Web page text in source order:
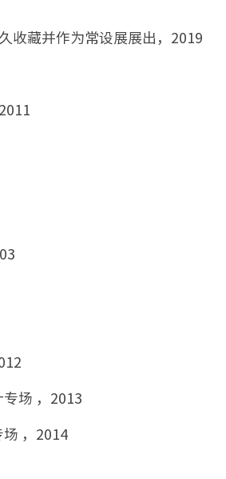
收藏并作为常设展展出，2019
场 ，2013
，2014